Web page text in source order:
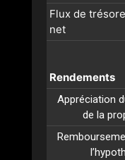
Flux de
net
Rendements
Appréciation
de la